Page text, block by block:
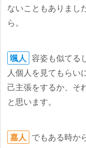
ないこともありまし
ら。
颯人 容姿も似てる
人個人を見てもらい
己主張をするか、そ
と思います。
嘉人 でもある時か